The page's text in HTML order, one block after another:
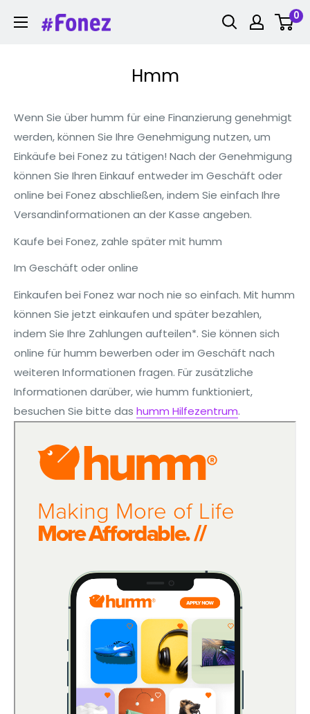
Inhalt
Fonez 0
Hmm
Wenn Sie über humm für eine Finanzierung genehmigt
werden, können Sie Ihre Genehmigung nutzen, um
Einkäufe bei Fonez zu tätigen! Nach der Genehmigung
können Sie Ihren Einkauf entweder im Geschäft oder
online bei Fonez abschließen, indem Sie einfach Ihre
Versandinformationen an der Kasse angeben.
Kaufe bei Fonez, zahle später mit humm
Im Geschäft oder online
Einkaufen bei Fonez war noch nie so einfach. Mit humm
können Sie jetzt einkaufen und später bezahlen,
indem Sie Ihre Zahlungen aufteilen*. Sie können sich
online für humm bewerben oder im Geschäft nach
weiteren Informationen fragen. Für zusätzliche
Informationen darüber, wie humm funktioniert,
besuchen Sie bitte das humm Hilfezentrum.